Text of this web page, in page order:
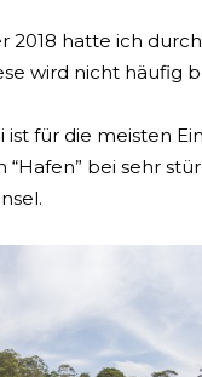
2018 hatte ich
wird nicht häufig
ist für die meisten
“Hafen” bei sehr